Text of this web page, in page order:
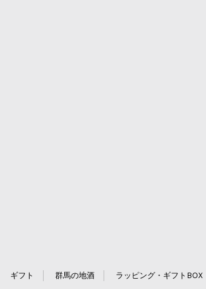
ギフト 群馬の地酒 ラッピング・ギフトBOX